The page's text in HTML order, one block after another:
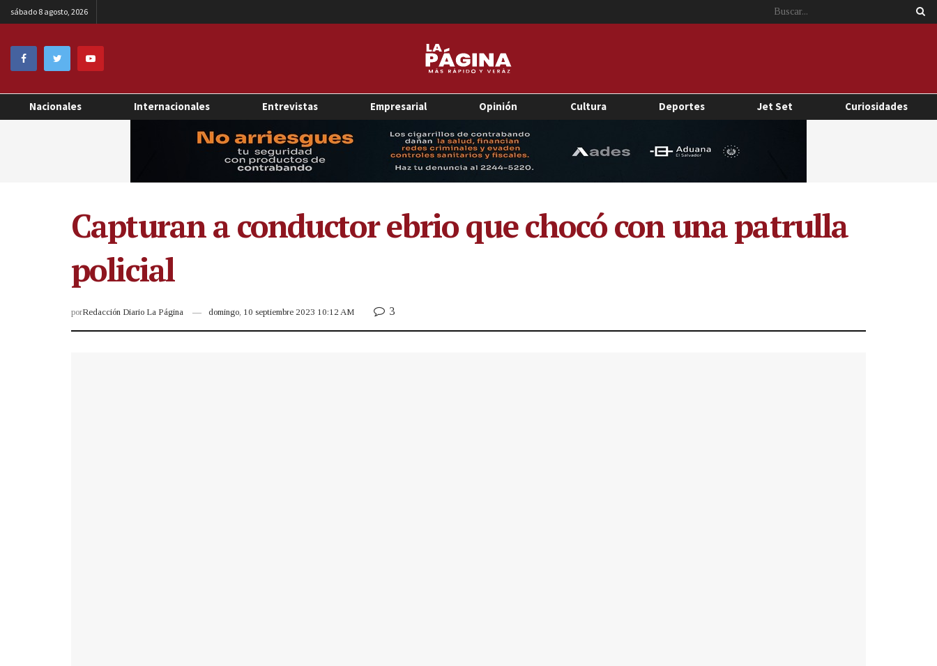
sábado 8 agosto, 2026
Nacionales Internacionales Entrevistas Empresarial Opinión Cultura Deportes Jet Set Curiosidades
Capturan a conductor ebrio que chocó con una patrulla
policial
porRedacción Diario La Página domingo, 10 septiembre 2023 10:12 AM 3